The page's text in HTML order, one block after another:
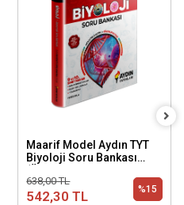
Maarif Model Aydın TYT
Biyoloji Soru Bankası
(Üniversiteye Hazırlık 1.
Basamak)
638,00 TL
542,30 TL %15